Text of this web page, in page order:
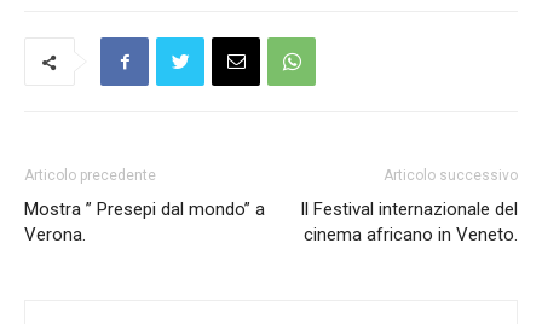
Articolo precedente
Mostra ” Presepi dal mondo” a
Verona.
Articolo successivo
Il Festival internazionale del
cinema africano in Veneto.